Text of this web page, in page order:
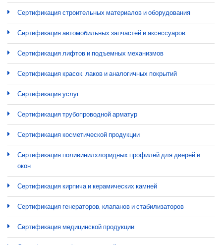
Сертификация строительных материалов и оборудования
Сертификация автомобильных запчастей и аксессуаров
Сертификация лифтов и подъемных механизмов
Сертификация красок, лаков и аналогичных покрытий
Сертификация услуг
Сертификация трубопроводной арматур
Сертификация косметической продукции
Сертификация поливинилхлоридных профилей для дверей и
окон
Сертификация кирпича и керамических камней
Сертификация генераторов, клапанов и стабилизаторов
Сертификация медицинской продукции